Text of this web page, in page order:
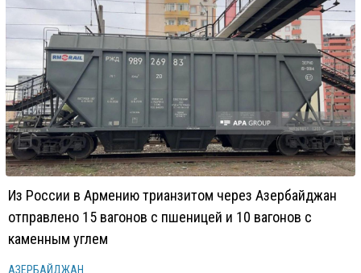
Из России в Армению трианзитом через Азербайджан
отправлено 15 вагонов с пшеницей и 10 вагонов с
каменным углем
АЗЕРБАЙДЖАН